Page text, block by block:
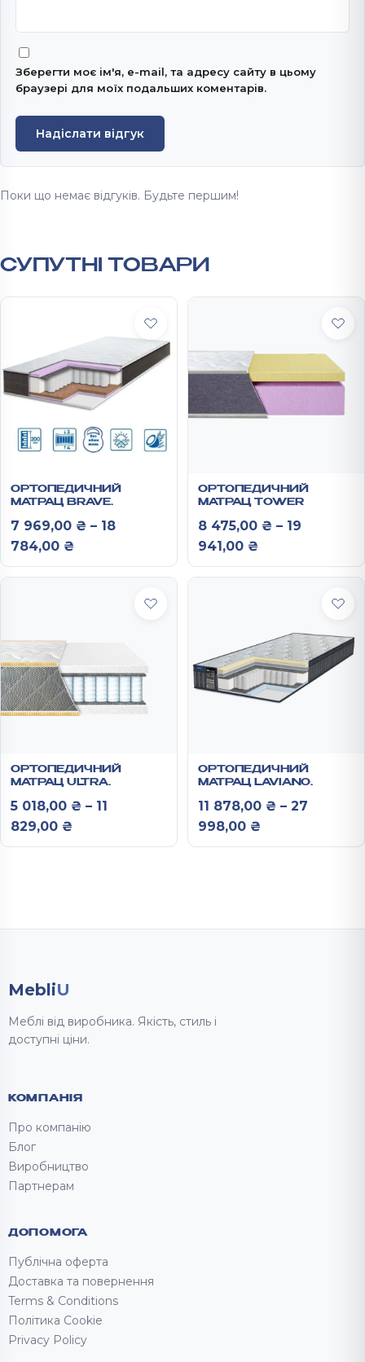
Зберегти моє ім'я, e-mail, та адресу сайту в цьому
браузері для моїх подальших коментарів.
Надіслати відгук
Поки що немає відгуків. Будьте першим!
СУПУТНІ ТОВАРИ
ОРТОПЕДИЧНИЙ
МАТРАЦ BRAVE
7 969,00 ₴ – 18
784,00 ₴ Діапазон цін: від 7 969,00 ₴ до 18
ОРТОПЕДИЧНИЙ
МАТРАЦ TOWER
8 475,00 ₴ – 19
941,00 ₴
ОРТОПЕДИЧНИЙ
МАТРАЦ ULTRA
5 018,00 ₴ – 11
829,00 ₴ Діапазон цін: від 5 018,00 ₴ до 11
ОРТОПЕДИЧНИЙ
МАТРАЦ LAVIANO
MEMORY”
11 878,00 ₴ – 27
998,00 ₴
MebliU
Меблі від виробника. Якість, стиль і
доступні ціни.
КОМПАНІЯ
Про компанію
Блог
Виробництво
Партнерам
ДОПОМОГА
Публічна оферта
Доставка та повернення
Terms & Conditions
Політика Cookie
Privacy Policy